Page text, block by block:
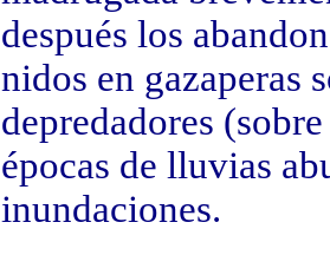
después los
nidos en gazaperas
depredadores
épocas de lluvias
inundaciones.